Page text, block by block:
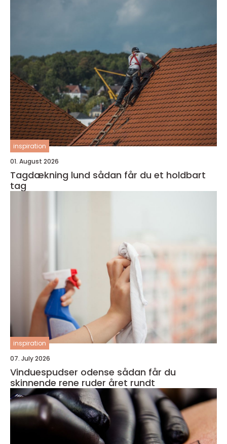
inspiration
01. August 2026
Tagdækning lund sådan får du et holdbart
tag
inspiration
07. July 2026
Vinduespudser odense sådan får du
skinnende rene ruder året rundt